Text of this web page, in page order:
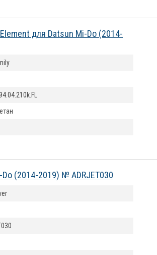
для Datsun Mi-Do (2014-
(2014-2019) № ADRJET030